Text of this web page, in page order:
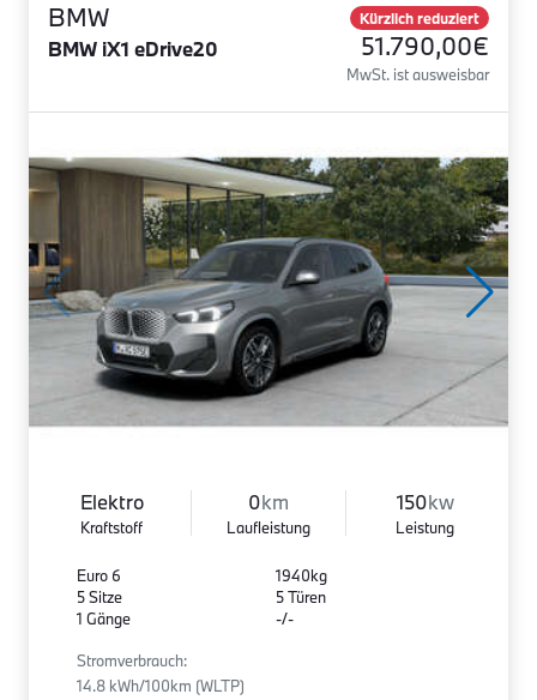
BMW
BMW iX1 eDrive20
Kürzlich reduziert
51.790,00€
MwSt. ist ausweisbar
Elektro
Kraftstoff
0km
Laufleistung
150kw
Leistung
Euro 6
5 Sitze
1 Gänge
1940kg
5 Türen
-/-
Stromverbrauch:
14.8 kWh/100km (WLTP)